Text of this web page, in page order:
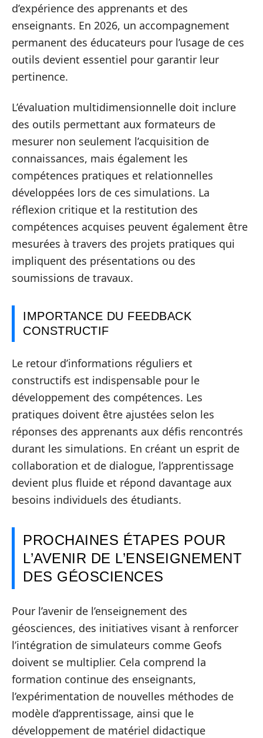
d’expérience des apprenants et des
enseignants. En 2026, un accompagnement
permanent des éducateurs pour l’usage de ces
outils devient essentiel pour garantir leur
pertinence.
L’évaluation multidimensionnelle doit inclure
des outils permettant aux formateurs de
mesurer non seulement l’acquisition de
connaissances, mais également les
compétences pratiques et relationnelles
développées lors de ces simulations. La
réflexion critique et la restitution des
compétences acquises peuvent également être
mesurées à travers des projets pratiques qui
impliquent des présentations ou des
soumissions de travaux.
IMPORTANCE DU FEEDBACK
CONSTRUCTIF
Le retour d’informations réguliers et
constructifs est indispensable pour le
développement des compétences. Les
pratiques doivent être ajustées selon les
réponses des apprenants aux défis rencontrés
durant les simulations. En créant un esprit de
collaboration et de dialogue, l’apprentissage
devient plus fluide et répond davantage aux
besoins individuels des étudiants.
PROCHAINES ÉTAPES POUR
L’AVENIR DE L’ENSEIGNEMENT
DES GÉOSCIENCES
Pour l’avenir de l’enseignement des
géosciences, des initiatives visant à renforcer
l’intégration de simulateurs comme Geofs
doivent se multiplier. Cela comprend la
formation continue des enseignants,
l’expérimentation de nouvelles méthodes de
modèle d’apprentissage, ainsi que le
développement de matériel didactique